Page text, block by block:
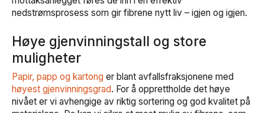
nedstrømsprosess som gir fibrene nytt liv – igjen og igjen.
Høye gjenvinningstall og store
muligheter
Papir, papp og kartong er blant avfallsfraksjonene med
høyest gjenvinningsgrad. For å opprettholde det høye
nivået er vi avhengige av riktig sortering og god kvalitet på